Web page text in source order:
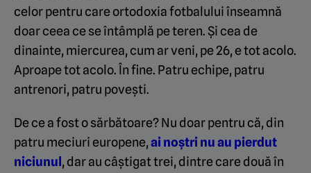
celor pentru care ortodoxia fotbalului înseamnă
doar ceea ce se întâmplă pe teren. Și cea de
dinainte, miercurea, cum ar veni, pe 26, e tot acolo.
Aproape tot acolo. În fine. Patru echipe, patru
antrenori, patru povești.
De ce a fost o sărbătoare? Nu doar pentru că, din
patru meciuri europene,ai noștri nu au pierdut
niciunul, dar au câștigat trei, dintre care două în